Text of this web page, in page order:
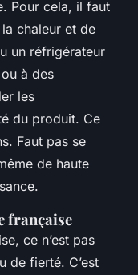
Pour cela, il faut
chaleur et de
un réfrigérateur
à des
les
du produit. Ce
Faut pas se
de haute
française
ce n’est pas
de fierté. C’est